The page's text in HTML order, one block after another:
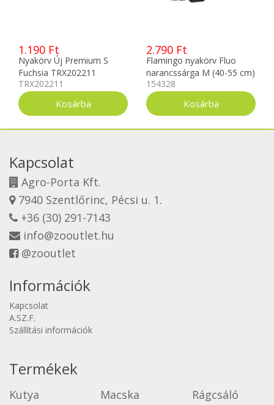
1.190 Ft
Nyakörv Új Premium S
Fuchsia TRX202211
TRX202211
2.790 Ft
Flamingo nyakörv Fluo
narancssárga M (40-55 cm)
154328
Kapcsolat
Agro-Porta Kft.
7940 Szentlőrinc, Pécsi u. 1.
+36 (30) 291-7143
info@zooutlet.hu
@zooutlet
Információk
Kapcsolat
A.SZ.F.
Szállítási információk
Termékek
Kutya Macska Rágcsáló